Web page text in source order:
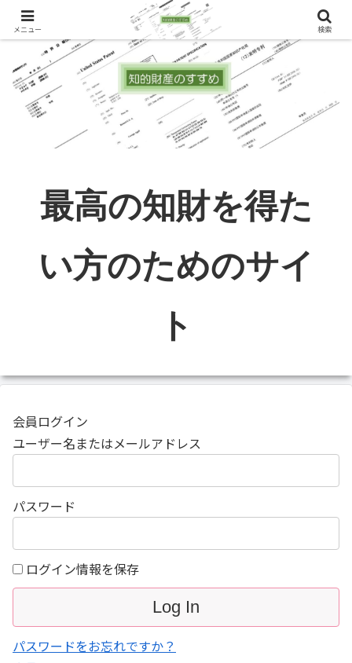
最高の知財を得た
い方のためのサイ
ト
会員ログイン
ユーザー名またはメールアドレス
パスワード
ログイン情報を保存
パスワードをお忘れですか？
メニュー 検索